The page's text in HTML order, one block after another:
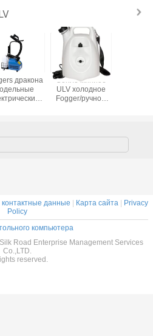
дракона
Сопло миниое
ULV холодное
Fogger/ручной
обслуживание
контактные данные | Карта сайта | Privacy
Policy
компьютера
Road Enterprise Management Services
Co.,LTD.
reserved.